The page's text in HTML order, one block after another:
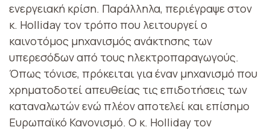
ενεργειακή κρίση. Παράλληλα, περιέγραψε στον
κ. Holliday τον τρόπο που λειτουργεί ο
καινοτόμος μηχανισμός ανάκτησης των
υπερεσόδων από τους ηλεκτροπαραγωγούς.
Όπως τόνισε, πρόκειται για έναν μηχανισμό που
χρηματοδοτεί απευθείας τις επιδοτήσεις των
καταναλωτών ενώ πλέον αποτελεί και επίσημο
Ευρωπαϊκό Κανονισμό. Ο κ. Holliday τον